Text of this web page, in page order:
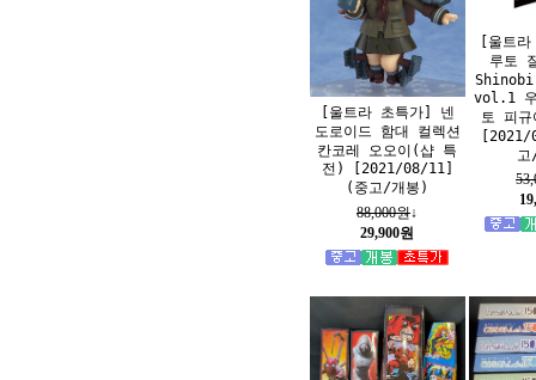
[울트라 초특가] 넨
도로이드 함대 컬렉션
칸코레 오오이(샵 특
전) [2021/08/11]
(중고/개봉)
88,000원↓
29,900원
[울트
루토
vol.1 우
토 피